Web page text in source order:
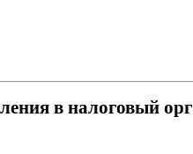
в налоговый